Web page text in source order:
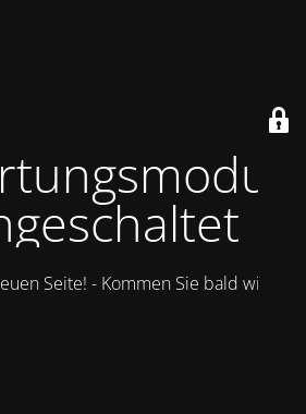
Seite! - Kommen Sie bald wieder.